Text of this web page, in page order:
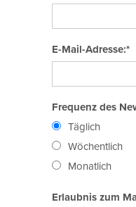
E-Mail-Adresse:*
Frequenz des
Täglich
Wöchentlich
Monatlich
Erlaubnis zum